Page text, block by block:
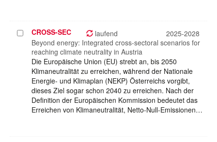
Projekt
auswählen
CROSS-SEC laufend
2025-2028
Beyond energy: Integrated cross-sectoral scenarios for
reaching climate neutrality in Austria
Die Europäische Union (EU) strebt an, bis 2050
Klimaneutralität zu erreichen, während der Nationale
Energie- und Klimaplan (NEKP) Österreichs vorgibt,
dieses Ziel sogar schon 2040 zu erreichen. Nach der
Definition der Europäischen Kommission bedeutet das
Erreichen von Klimaneutralität, Netto-Null-Emissionen…